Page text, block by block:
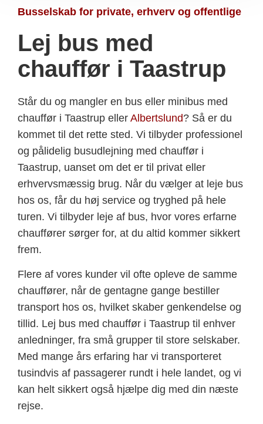
Busselskab for private, erhverv og offentlige
Lej bus med
chauffør i Taastrup
Står du og mangler en bus eller minibus med
chauffør i Taastrup eller Albertslund? Så er du
kommet til det rette sted. Vi tilbyder professionel
og pålidelig busudlejning med chauffør i
Taastrup, uanset om det er til privat eller
erhvervsmæssig brug. Når du vælger at leje bus
hos os, får du høj service og tryghed på hele
turen. Vi tilbyder leje af bus, hvor vores erfarne
chauffører sørger for, at du altid kommer sikkert
frem.
Flere af vores kunder vil ofte opleve de samme
chauffører, når de gentagne gange bestiller
transport hos os, hvilket skaber genkendelse og
tillid. Lej bus med chauffør i Taastrup til enhver
anledninger, fra små grupper til store selskaber.
Med mange års erfaring har vi transporteret
tusindvis af passagerer rundt i hele landet, og vi
kan helt sikkert også hjælpe dig med din næste
rejse.